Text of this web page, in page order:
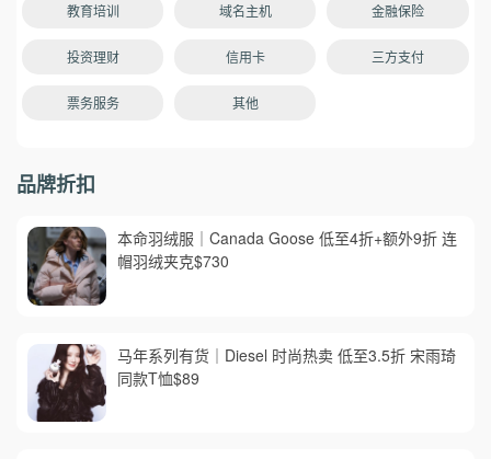
教育培训 域名主机 金融保险
投资理财 信用卡 三方支付
票务服务 其他
品牌折扣
本命羽绒服｜Canada Goose 低至4折+额外9折 连
帽羽绒夹克$730
马年系列有货｜Diesel 时尚热卖 低至3.5折 宋雨琦
同款T恤$89